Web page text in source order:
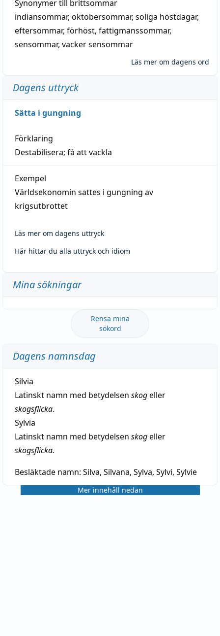
Synonymer till brittsommar
indiansommar, oktobersommar, soliga höstdagar,
eftersommar, förhöst, fattigmanssommar,
sensommar, vacker sensommar
Läs mer om dagens ord
Dagens uttryck
Sätta i gungning
Förklaring
Destabilisera; få att vackla
Exempel
Världsekonomin sattes i gungning av
krigsutbrottet
Läs mer om dagens uttryck
Här hittar du alla uttryck och idiom
Mina sökningar
Rensa mina
sökord
Dagens namnsdag
Silvia
Latinskt namn med betydelsen skogeller
skogsflicka.
Sylvia
Latinskt namn med betydelsen skogeller
skogsflicka.
Besläktade namn: Silva, Silvana, Sylva, Sylvi, Sylvie
Mer innehåll nedan